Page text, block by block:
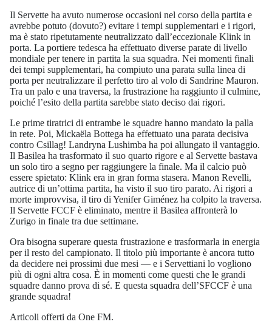
Il Servette ha avuto numerose occasioni nel corso della partita e
avrebbe potuto (dovuto?) evitare i tempi supplementari e i rigori,
ma è stato ripetutamente neutralizzato dall’eccezionale Klink in
porta. La portiere tedesca ha effettuato diverse parate di livello
mondiale per tenere in partita la sua squadra. Nei momenti finali
dei tempi supplementari, ha compiuto una parata sulla linea di
porta per neutralizzare il perfetto tiro al volo di Sandrine Mauron.
Tra un palo e una traversa, la frustrazione ha raggiunto il culmine,
poiché l’esito della partita sarebbe stato deciso dai rigori.
Le prime tiratrici di entrambe le squadre hanno mandato la palla
in rete. Poi, Mickaëla Bottega ha effettuato una parata decisiva
contro Csillag! Landryna Lushimba ha poi allungato il vantaggio.
Il Basilea ha trasformato il suo quarto rigore e al Servette bastava
un solo tiro a segno per raggiungere la finale. Ma il calcio può
essere spietato: Klink era in gran forma stasera. Manon Revelli,
autrice di un’ottima partita, ha visto il suo tiro parato. Ai rigori a
morte improvvisa, il tiro di Yenifer Giménez ha colpito la traversa.
Il Servette FCCF è eliminato, mentre il Basilea affronterà lo
Zurigo in finale tra due settimane.
Ora bisogna superare questa frustrazione e trasformarla in energia
per il resto del campionato. Il titolo più importante è ancora tutto
da decidere nei prossimi due mesi — e i Servettiani lo vogliono
più di ogni altra cosa. È in momenti come questi che le grandi
squadre danno prova di sé. E questa squadra dell’SFCCF è una
grande squadra!
Articoli offerti da One FM.